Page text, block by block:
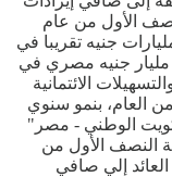
في نهاية النصف الأول من عام
ونما إجمالي أصول البنك 5% إلى 206 مليارات جنيه تقريبا في
نهاية النصف الأول من عام 2025، مقابل 196 مليار جنيه مصري في
والتسهيلات الائتمانية
من العام، بنمو سنوي
الوطني - مصر"
نهاية النصف الأول من
إلي صافي